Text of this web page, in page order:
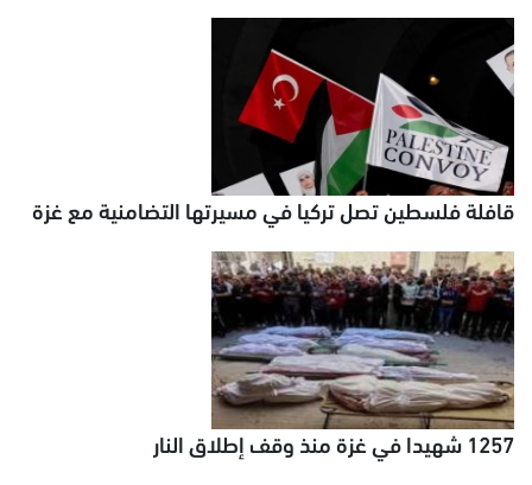
قافلة فلسطين تصل تركيا في مسيرتها التضامنية مع غزة
1257 شهيدا في غزة منذ وقف إطلاق النار